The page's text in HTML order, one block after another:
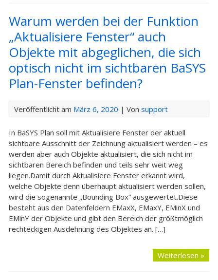
Warum werden bei der Funktion
„Aktualisiere Fenster“ auch
Objekte mit abgeglichen, die sich
optisch nicht im sichtbaren BaSYS
Plan-Fenster befinden?
Veröffentlicht am März 6, 2020 | Von support
In BaSYS Plan soll mit Aktualisiere Fenster der aktuell
sichtbare Ausschnitt der Zeichnung aktualisiert werden – es
werden aber auch Objekte aktualisiert, die sich nicht im
sichtbaren Bereich befinden und teils sehr weit weg
liegen.Damit durch Aktualisiere Fenster erkannt wird,
welche Objekte denn überhaupt aktualisiert werden sollen,
wird die sogenannte „Bounding Box“ ausgewertet.Diese
besteht aus den Datenfeldern EMaxX, EMaxY, EMinX und
EMinY der Objekte und gibt den Bereich der größtmöglich
rechteckigen Ausdehnung des Objektes an. […]
Weiterlesen »